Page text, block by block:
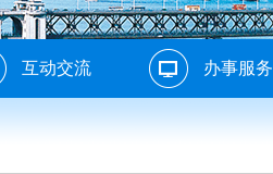
互动交流 办事服务